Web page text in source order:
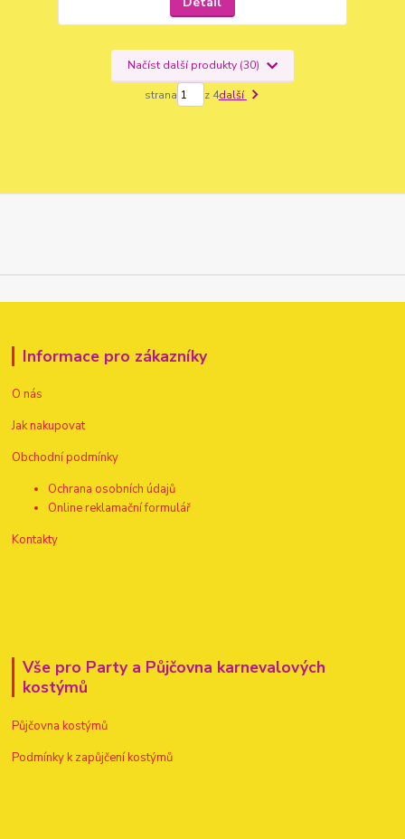
Načíst další produkty (30)
strana z 4další
Informace pro zákazníky
O nás
Jak nakupovat
Obchodní podmínky
Ochrana osobních údajů
Online reklamační formulář
Kontakty
Vše pro Party a Půjčovna karnevalových
kostýmů
Půjčovna kostýmů
Podmínky k zapůjčení kostýmů